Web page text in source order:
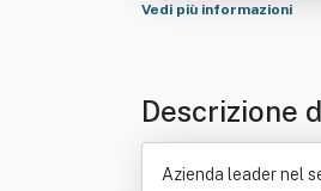
Vedi più informazioni
Descrizione
Azienda leader nel